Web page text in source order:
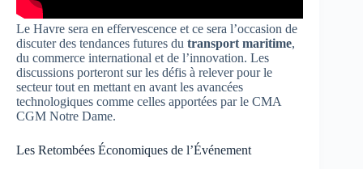
Le Havre sera en effervescence et ce sera l’occasion de
discuter des tendances futures du transport maritime,
du commerce international et de l’innovation. Les
discussions porteront sur les défis à relever pour le
secteur tout en mettant en avant les avancées
technologiques comme celles apportées par le CMA
CGM Notre Dame.
Les Retombées Économiques de l’Événement